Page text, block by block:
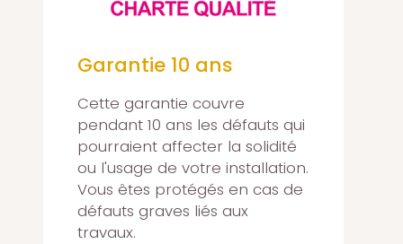
Garantie 10 ans
Cette garantie couvre
pendant 10 ans les défauts qui
pourraient affecter la solidité
ou l'usage de votre installation.
Vous êtes protégés en cas de
défauts graves liés aux
travaux.